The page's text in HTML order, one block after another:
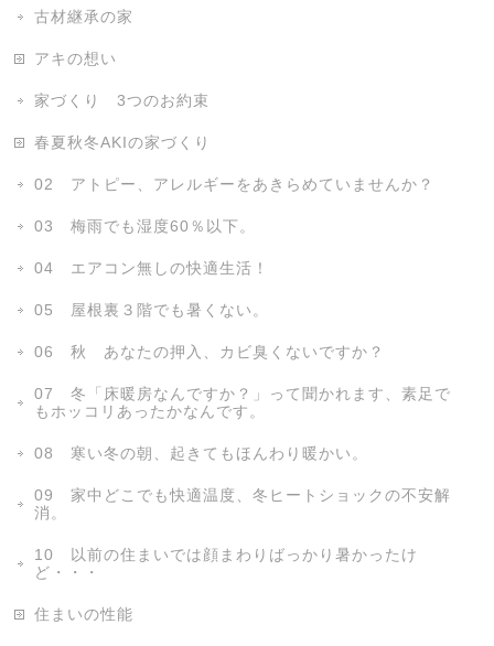
古材継承の家
アキの想い
家づくり 3つのお約束
春夏秋冬AKIの家づくり
02 アトピー、アレルギーをあきらめていませんか？
03 梅雨でも湿度60％以下。
04 エアコン無しの快適生活！
05 屋根裏３階でも暑くない。
06 秋 あなたの押入、カビ臭くないですか？
07 冬「床暖房なんですか？」って聞かれます、素足で
もホッコリあったかなんです。
08 寒い冬の朝、起きてもほんわり暖かい。
09 家中どこでも快適温度、冬ヒートショックの不安解
消。
10 以前の住まいでは顔まわりばっかり暑かったけ
ど・・・
住まいの性能